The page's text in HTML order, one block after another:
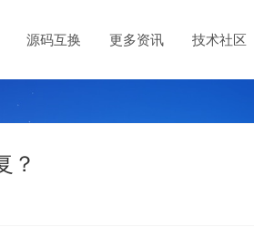
源码互换 更多资讯 技术社区
？